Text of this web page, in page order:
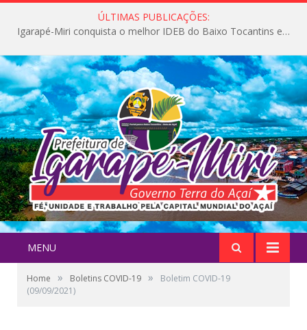
ÚLTIMAS PUBLICAÇÕES:
Igarapé-Miri conquista o melhor IDEB do Baixo Tocantins e avança na qualidade da educação pública
MENU
Home » Boletins COVID-19 »
Boletim COVID-19
(09/09/2021)